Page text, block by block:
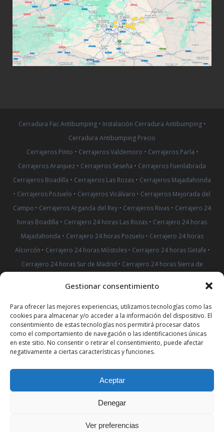
Gestionar consentimiento
Para ofrecer las mejores experiencias, utilizamos tecnologías como las
cookies para almacenar y/o acceder a la información del dispositivo. El
consentimiento de estas tecnologías nos permitirá procesar datos
como el comportamiento de navegación o las identificaciones únicas
en este sitio. No consentir o retirar el consentimiento, puede afectar
negativamente a ciertas características y funciones.
Aceptar
Denegar
Ver preferencias
Cerradura Fac Antibumping · Instalación Cerradura Antibumping ·
Cerradura Antibumping Precio
Cerrajeros Pinto · Cerrajeros Valdemoro · Cerrajeros Parla ·
Cerrajeros Aranjuez · Cerrajeros Seseña · Cerrajeros Fuenlabrada
Cerrajeros Boadilla · Cerrajeros Las Rozas · Cerrajeros Majadahonda
· Cerrajeros Pozuelo · Cerrajeros Vicálvaro · Cerrajeros Mejorada del
Campo · Cerrajeros Arganda del Rey · Cerrajeros Rivas · Cerrajero 24
horas Boadilla · Cerrajero 24 horas Las Rozas · Cerrajero 24 horas
Majadahonda · Cerrajero 24 horas Pozuelo · Cerrajero 24 horas
Alcorcón · Cerrajero 24 horas Móstoles · Cerrajero 24 horas Getafe ·
Cerrajero 24 horas Sur de Madrid · Cerrajero 24 horas Sierra de
· · Cerrajeros Sur de Madrid·
Cerrajeros Leganés·Cerrajero 24 horas Leganés·Cerrajero 24 horas
Vicálvaro·Cerrajero 24 horas Rivas· Cerrajero 24 horas Arganda del
Rey·Cerrajero 24 horas Mejorada del Campo Cerradura
Antibumping Vicálvaro · Cerradura Antibumping Arganda del Rey
Cambiar Cerradura Vicálvaro
del Rey·Cambiar Cerradura Rivas·Cambiar Cerradura Mejorada
del Campo
PROTECCIÓN DE DATOS REDES SOCIALES|AVISO LEGAL